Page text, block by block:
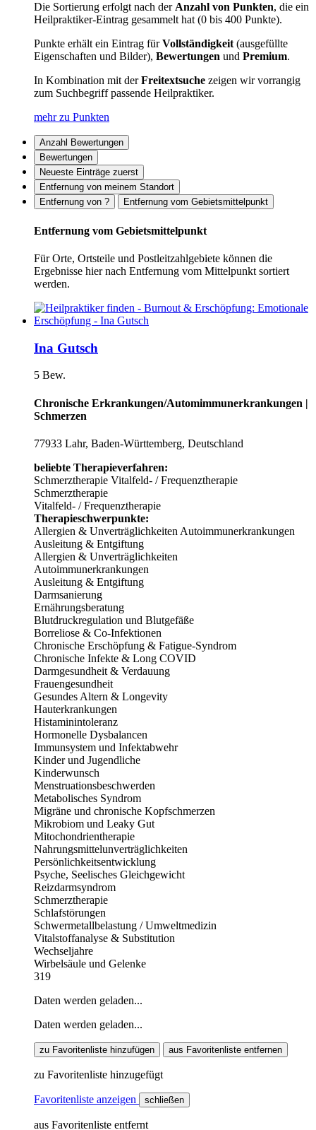
Die Sortierung erfolgt nach derAnzahl von Punkten, die ein
Heilpraktiker-Eintrag gesammelt hat (0 bis 400 Punkte).
Punkte erhält ein Eintrag fürVollständigkeit(ausgefüllte
Eigenschaften und Bilder), Bewertungen und Premium.
In Kombination mit derFreitextsuche zeigen wir vorrangig
zum Suchbegriff passende Heilpraktiker.
mehr zu Punkten
Anzahl Bewertungen
Bewertungen
Neueste Einträge zuerst
Entfernung von meinem Standort
Entfernung von ?
Entfernung vom Gebietsmittelpunkt
Entfernung vom Gebietsmittelpunkt
Für Orte, Ortsteile und Postleitzahlgebiete können die
Ergebnisse hier nach Entfernung vom Mittelpunkt sortiert
werden.
Ina Gutsch
5 Bew.
Chronische Erkrankungen/Automimmunerkrankungen |
Schmerzen
77933 Lahr, Baden-Württemberg, Deutschland
beliebte Therapieverfahren:
Schmerztherapie Vitalfeld- / Frequenztherapie
Schmerztherapie
Vitalfeld- / Frequenztherapie
Therapieschwerpunkte:
Allergien & Unverträglichkeiten Autoimmunerkrankungen
Ausleitung & Entgiftung
Allergien & Unverträglichkeiten
Autoimmunerkrankungen
Ausleitung & Entgiftung
Darmsanierung
Ernährungsberatung
Blutdruckregulation und Blutgefäße
Borreliose & Co-Infektionen
Chronische Erschöpfung & Fatigue-Syndrom
Chronische Infekte & Long COVID
Darmgesundheit & Verdauung
Frauengesundheit
Gesundes Altern & Longevity
Hauterkrankungen
Histaminintoleranz
Hormonelle Dysbalancen
Immunsystem und Infektabwehr
Kinder und Jugendliche
Kinderwunsch
Menstruationsbeschwerden
Metabolisches Syndrom
Migräne und chronische Kopfschmerzen
Mikrobiom und Leaky Gut
Mitochondrientherapie
Nahrungsmittelunverträglichkeiten
Persönlichkeitsentwicklung
Psyche, Seelisches Gleichgewicht
Reizdarmsyndrom
Schmerztherapie
Schlafstörungen
Schwermetallbelastung / Umweltmedizin
Vitalstoffanalyse & Substitution
Wechseljahre
Wirbelsäule und Gelenke
319
Daten werden geladen...
Daten werden geladen...
zu Favoritenliste hinzufügen aus Favoritenliste entfernen
zu Favoritenliste hinzugefügt
Favoritenliste anzeigen schließen
aus Favoritenliste entfernt